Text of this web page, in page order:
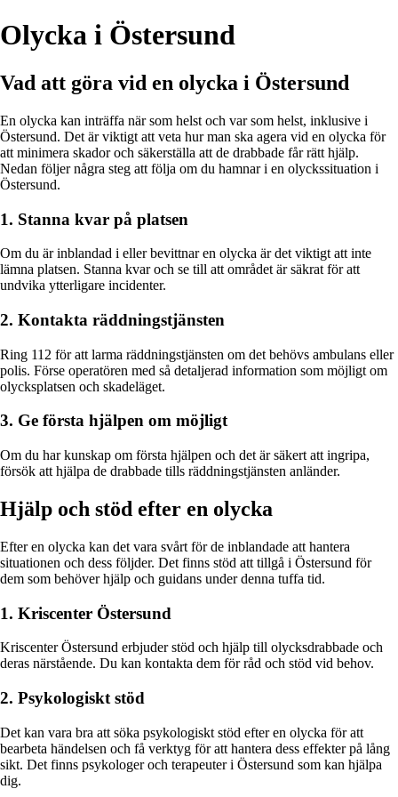
Olycka i Östersund
Vad att göra vid en olycka i Östersund
En olycka kan inträffa när som helst och var som helst, inklusive i
Östersund. Det är viktigt att veta hur man ska agera vid en olycka för
att minimera skador och säkerställa att de drabbade får rätt hjälp.
Nedan följer några steg att följa om du hamnar i en olyckssituation i
Östersund.
1. Stanna kvar på platsen
Om du är inblandad i eller bevittnar en olycka är det viktigt att inte
lämna platsen. Stanna kvar och se till att området är säkrat för att
undvika ytterligare incidenter.
2. Kontakta räddningstjänsten
Ring 112 för att larma räddningstjänsten om det behövs ambulans eller
polis. Förse operatören med så detaljerad information som möjligt om
olycksplatsen och skadeläget.
3. Ge första hjälpen om möjligt
Om du har kunskap om första hjälpen och det är säkert att ingripa,
försök att hjälpa de drabbade tills räddningstjänsten anländer.
Hjälp och stöd efter en olycka
Efter en olycka kan det vara svårt för de inblandade att hantera
situationen och dess följder. Det finns stöd att tillgå i Östersund för
dem som behöver hjälp och guidans under denna tuffa tid.
1. Kriscenter Östersund
Kriscenter Östersund erbjuder stöd och hjälp till olycksdrabbade och
deras närstående. Du kan kontakta dem för råd och stöd vid behov.
2. Psykologiskt stöd
Det kan vara bra att söka psykologiskt stöd efter en olycka för att
bearbeta händelsen och få verktyg för att hantera dess effekter på lång
sikt. Det finns psykologer och terapeuter i Östersund som kan hjälpa
dig.